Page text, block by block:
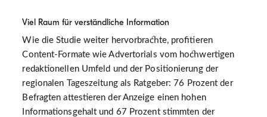
Viel Raum für verständliche Information
Wie die Studie weiter hervorbrachte, profitieren
Content-Formate wie Advertorials vom hochwertigen
redaktionellen Umfeld und der Positionierung der
regionalen Tageszeitung als Ratgeber: 76 Prozent der
Befragten attestieren der Anzeige einen hohen
Informationsgehalt und 67 Prozent stimmten der